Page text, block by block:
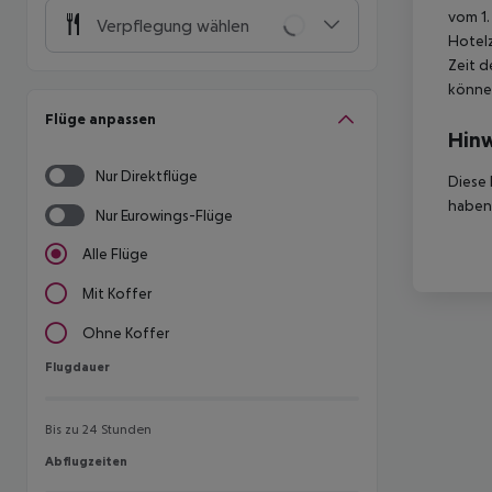
Verpflegung wählen
Flüge anpassen
Nur Direktflüge
Nur Eurowings-Flüge
Alle Flüge
Mit Koffer
Ohne Koffer
Flugdauer
Flugdauer
Bis zu 24 Stunden
Abflugzeiten
Abflugzeiten
vom
Zeit
Diese